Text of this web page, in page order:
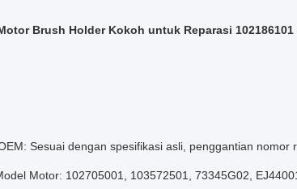
Brush Holder Kokoh untuk Reparasi 102186101
Sesuai dengan spesifikasi asli, penggantian nomor
Motor: 102705001, 103572501, 73345G02,